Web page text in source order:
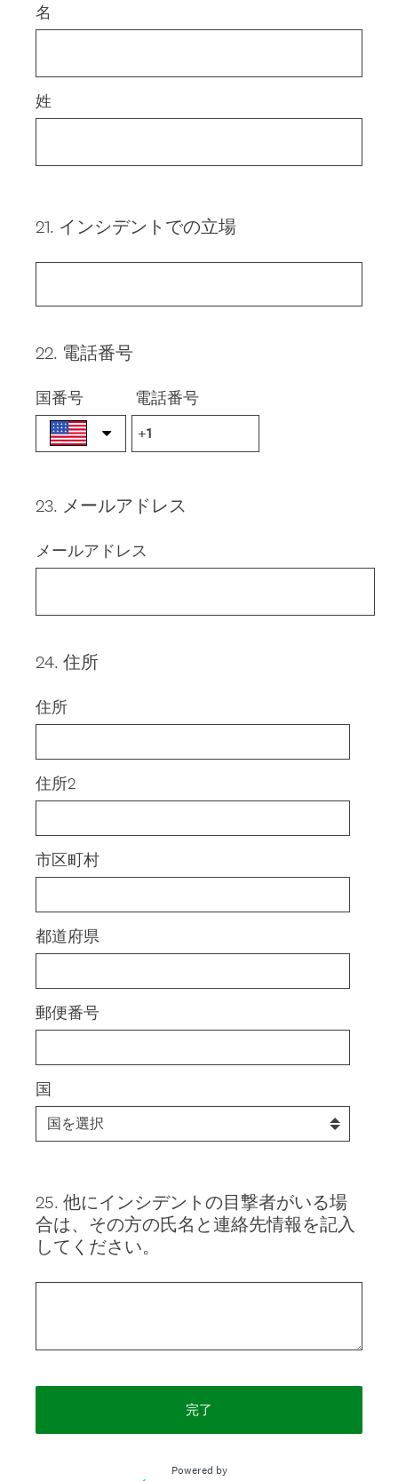
名
姓
Question
21. インシデントでの立場
Question
22. 電話番号
国番号 電話番号
Question
23. メールアドレス
メールアドレス
Question
24. 住所
住所
住所2
市区町村
都道府県
郵便番号
国
Question
Title
25. 他にインシデントの目撃者がいる場
合は、その方の氏名と連絡先情報を記入
してください。
完了
Powered by